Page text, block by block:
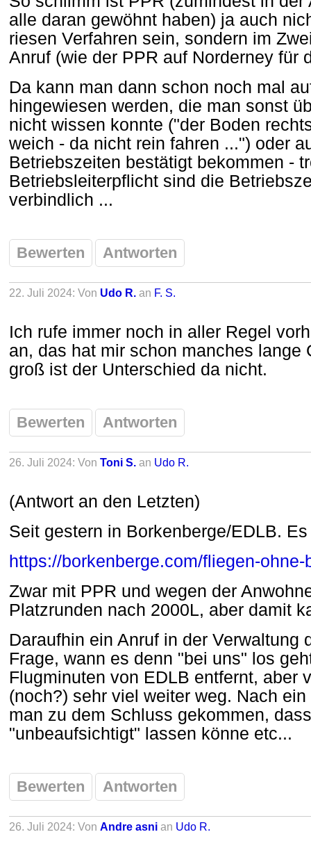
alle daran gewöhnt haben) ja auch
riesen Verfahren sein, sondern im
Anruf (wie der PPR auf Norderney für
Da kann man dann schon noch mal
hingewiesen werden, die man sonst
nicht wissen konnte ("der Boden
weich - da nicht rein fahren ...") oder
Betriebszeiten bestätigt bekommen -
Betriebsleiterpflicht sind die
verbindlich ...
Bewerten Antworten
22. Juli 2024: Von Udo R. an F. S.
Ich rufe immer noch in aller Regel
an, das hat mir schon manches lange
groß ist der Unterschied da nicht.
Bewerten Antworten
26. Juli 2024: Von Toni S. an Udo R.
(Antwort an den Letzten)
Seit gestern in Borkenberge/EDLB.
https://borkenberge.com/fliegen-
Zwar mit PPR und wegen der
Platzrunden nach 2000L, aber damit
Daraufhin ein Anruf in der Verwaltung
Frage, wann es denn "bei uns" los
Flugminuten von EDLB entfernt, aber
(noch?) sehr viel weiter weg. Nach
man zu dem Schluss gekommen,
"unbeaufsichtigt" lassen könne etc...
Bewerten Antworten
26. Juli 2024: Von Andre asni an Udo R.